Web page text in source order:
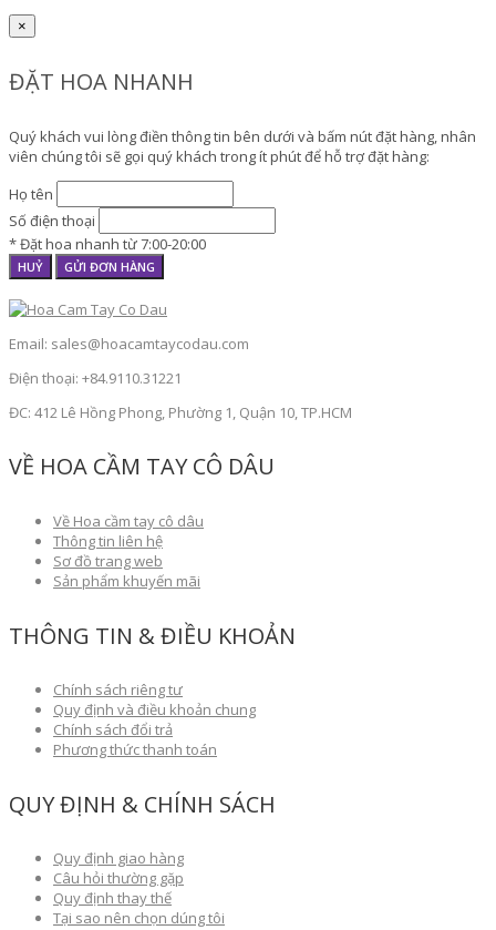
×
ĐẶT HOA NHANH
Quý khách vui lòng điền thông tin bên dưới và bấm nút đặt hàng, nhân
viên chúng tôi sẽ gọi quý khách trong ít phút để hỗ trợ đặt hàng:
Họ tên
Số điện thoại
* Đặt hoa nhanh từ 7:00-20:00
HUỶ GỬI ĐƠN HÀNG
Email: sales@hoacamtaycodau.com
Điện thoại: +84.9110.31221
ĐC: 412 Lê Hồng Phong, Phường 1, Quận 10, TP.HCM
VỀ HOA CẦM TAY CÔ DÂU
Về Hoa cầm tay cô dâu
Thông tin liên hệ
Sơ đồ trang web
Sản phẩm khuyến mãi
THÔNG TIN & ĐIỀU KHOẢN
Chính sách riêng tư
Quy định và điều khoản chung
Chính sách đổi trả
Phương thức thanh toán
QUY ĐỊNH & CHÍNH SÁCH
Quy định giao hàng
Câu hỏi thường gặp
Quy định thay thế
Tại sao nên chọn dúng tôi